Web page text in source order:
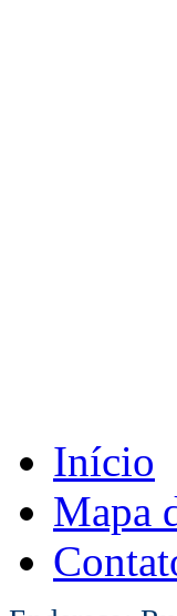
Início
Mapa